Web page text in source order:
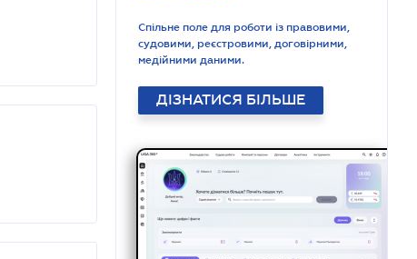
Спільне поле для роботи із правовими,
судовими, реєстровими, договірними,
медійними даними.
ДІЗНАТИСЯ БІЛЬШЕ